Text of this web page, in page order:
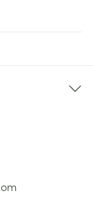
la page